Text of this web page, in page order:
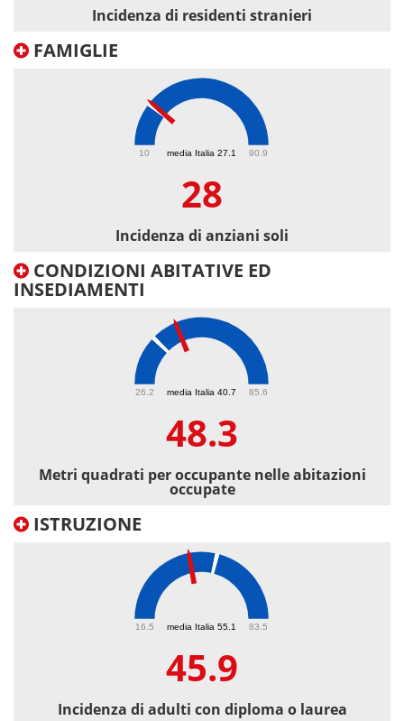
Incidenza di residenti stranieri
FAMIGLIE
media Italia 27.1
10 90.9
28
Incidenza di anziani soli
CONDIZIONI ABITATIVE ED
INSEDIAMENTI
media Italia 40.7
26.2 85.6
48.3
Metri quadrati per occupante nelle abitazioni
occupate
ISTRUZIONE
media Italia 55.1
16.5 83.5
45.9
Incidenza di adulti con diploma o laurea